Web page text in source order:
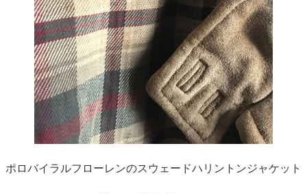
ポロバイラルフローレンのスウェードハリントンジャケット